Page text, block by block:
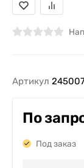
Артикул
По
Под заказ